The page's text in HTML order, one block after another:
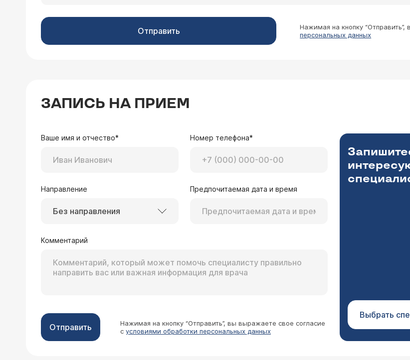
Отправить Нажимая на кнопку
персональных данных
ЗАПИСЬ НА ПРИЕМ
Ваше имя и отчество* Номер телефона*
Направление
Без направления
Предпочитаемая дата и время
Комментарий
Отправить
Нажимая на кнопку “Отправить”, вы выражаете свое согласие
с условиями обработки персональных данных
Выбрать